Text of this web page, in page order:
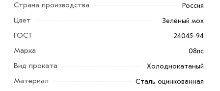
Профнастил С21 зеленый мох RAL6005 2000х1050х0,35
мм - это наиболее популярный вид профилированного
листа, который чаще всего применятеся для
Страна производства Россия
Цвет Зелёный мох
ГОСТ 24045-94
Марка 08пс
Вид проката Холоднокатаный
Материал Сталь оцинкованная